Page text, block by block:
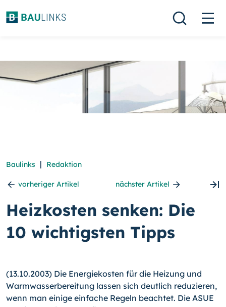
Baulinks | Redaktion
vorheriger Artikel nächster Artikel
Heizkosten senken: Die
10 wichtigsten Tipps
(13.10.2003) Die Energiekosten für die Heizung und
Warmwasserbereitung lassen sich deutlich reduzieren,
wenn man einige einfache Regeln beachtet. Die ASUE